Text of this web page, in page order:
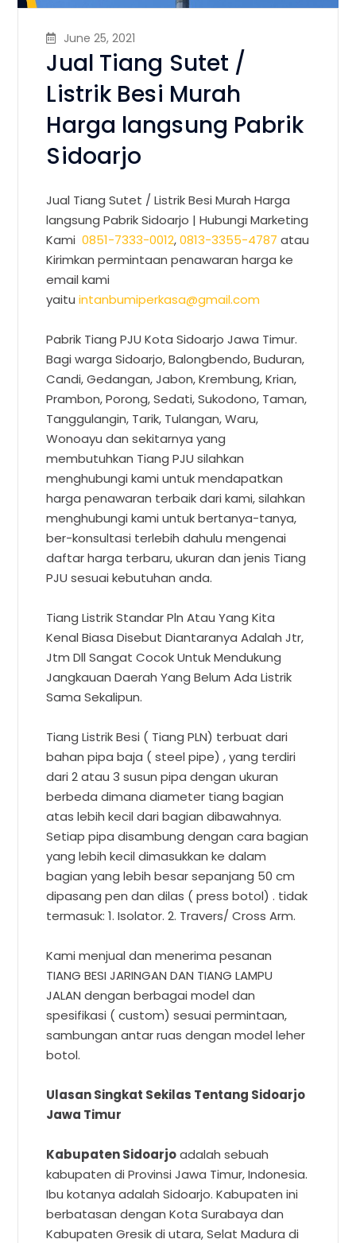
June 25, 2021
Jual Tiang Sutet /
Listrik Besi Murah
Harga langsung Pabrik
Sidoarjo
Jual Tiang Sutet / Listrik Besi Murah Harga
langsung Pabrik Sidoarjo |Hubungi Marketing
Kami0851-7333-0012,0813-3355-4787 atau
Kirimkan permintaan penawaran harga ke
email kami
yaituintanbumiperkasa@gmail.com
Pabrik Tiang PJU Kota Sidoarjo Jawa Timur.
Bagi warga Sidoarjo, Balongbendo, Buduran,
Candi, Gedangan, Jabon, Krembung, Krian,
Prambon, Porong, Sedati, Sukodono, Taman,
Tanggulangin, Tarik, Tulangan, Waru,
Wonoayu dan sekitarnya yang
membutuhkan Tiang PJU silahkan
menghubungi kami untuk mendapatkan
harga penawaran terbaik dari kami, silahkan
menghubungi kami untuk bertanya-tanya,
ber-konsultasi terlebih dahulu mengenai
daftar harga terbaru, ukuran dan jenis Tiang
PJU sesuai kebutuhan anda.
Tiang Listrik Standar Pln Atau Yang Kita
Kenal Biasa Disebut Diantaranya Adalah Jtr,
Jtm Dll Sangat Cocok Untuk Mendukung
Jangkauan Daerah Yang Belum Ada Listrik
Sama Sekalipun.
Tiang Listrik Besi ( Tiang PLN) terbuat dari
bahan pipa baja ( steel pipe) , yang terdiri
dari 2 atau 3 susun pipa dengan ukuran
berbeda dimana diameter tiang bagian
atas lebih kecil dari bagian dibawahnya.
Setiap pipa disambung dengan cara bagian
yang lebih kecil dimasukkan ke dalam
bagian yang lebih besar sepanjang 50 cm
dipasang pen dan dilas ( press botol) . tidak
termasuk: 1. Isolator. 2. Travers/ Cross Arm.
Kami menjual dan menerima pesanan
TIANG BESI JARINGAN DAN TIANG LAMPU
JALAN dengan berbagai model dan
spesifikasi ( custom) sesuai permintaan,
sambungan antar ruas dengan model leher
botol.
Ulasan Singkat Sekilas Tentang Sidoarjo
Jawa Timur
Kabupaten Sidoarjo adalah sebuah
kabupaten di Provinsi Jawa Timur, Indonesia.
Ibu kotanya adalah Sidoarjo. Kabupaten ini
berbatasan dengan Kota Surabaya dan
Kabupaten Gresik di utara, Selat Madura di